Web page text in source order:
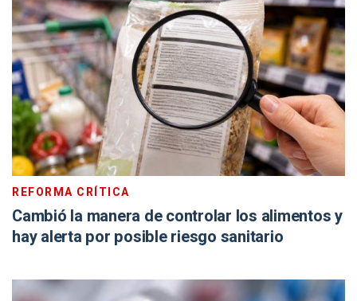
REFORMA CRÍTICA
Cambió la manera de controlar los alimentos y
hay alerta por posible riesgo sanitario